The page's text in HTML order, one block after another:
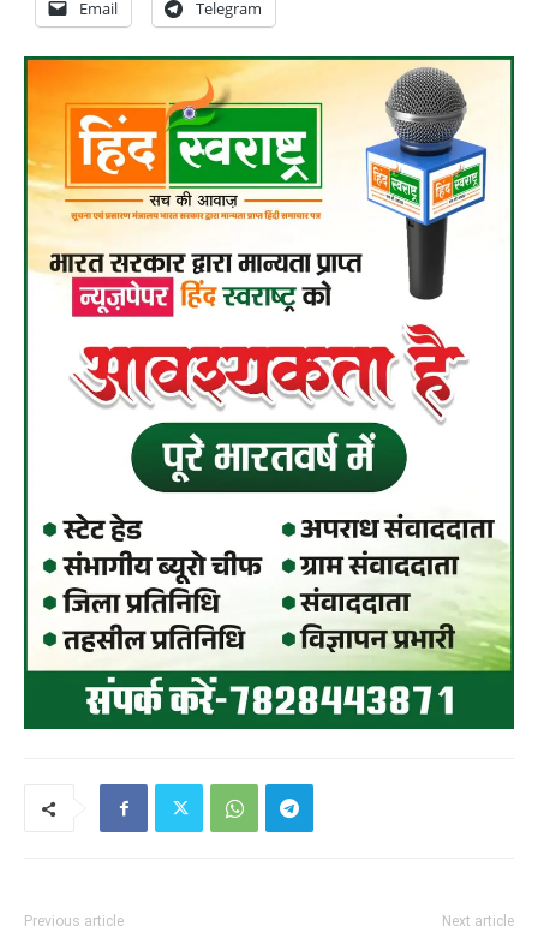
Email Telegram
Previous article Next article